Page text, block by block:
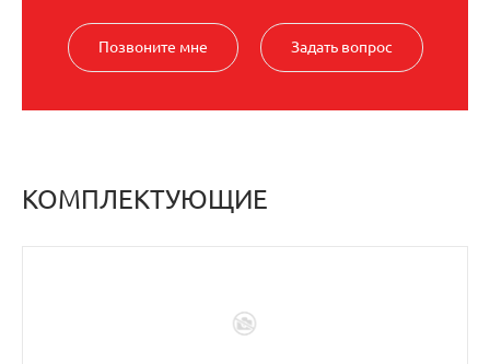
Позвоните мне Задать вопрос
КОМПЛЕКТУЮЩИЕ